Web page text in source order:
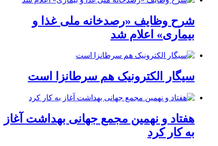
شرح وظایف «رصدخانه ملی غذا و
بیماری» اعلام شد
سیگار الکترونیک هم سرطانزا است
هفتاد و نهمین مجمع جهانی بهداشت آغاز
به کار کرد